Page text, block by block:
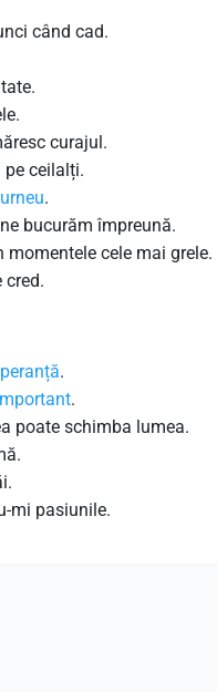
când cad.
curajul.
ceilalți.
.
bucurăm împreună.
cele mai grele.
cred.
.
.
poate schimba lumea.
mi pasiunile.